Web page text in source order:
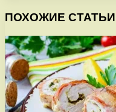
ПОХОЖИЕ СТАТЬИ